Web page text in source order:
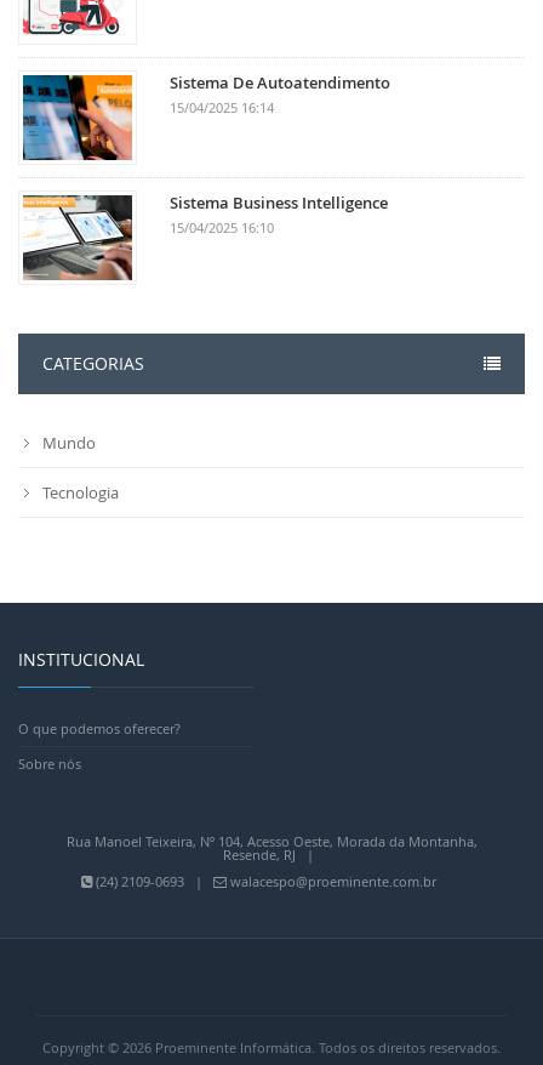
Sistema De Autoatendimento
15/04/2025 16:14
Sistema Business Intelligence
15/04/2025 16:10
CATEGORIAS
Mundo
Tecnologia
INSTITUCIONAL
O que podemos oferecer?
Sobre nós
Rua Manoel Teixeira, Nº 104, Acesso Oeste, Morada da Montanha,
Resende, RJ |
(24) 2109-0693 |
walacespo@proeminente.com.br
Copyright © 2026 Proeminente Informática. Todos os direitos reservados.